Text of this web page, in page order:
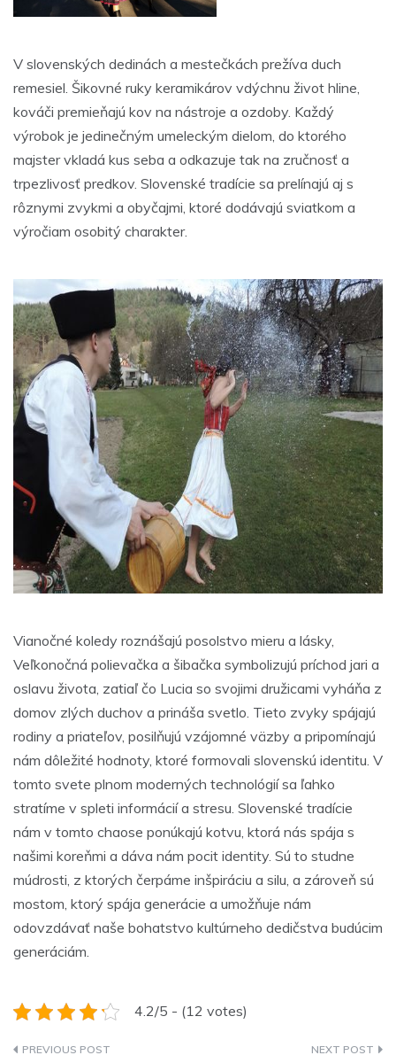
V slovenských dedinách a mestečkách prežíva duch
remesiel. Šikovné ruky keramikárov vdýchnu život hline,
kováči premieňajú kov na nástroje a ozdoby. Každý
výrobok je jedinečným umeleckým dielom, do ktorého
majster vkladá kus seba a odkazuje tak na zručnosť a
trpezlivosť predkov. Slovenské tradície sa prelínajú aj s
rôznymi zvykmi a obyčajmi, ktoré dodávajú sviatkom a
výročiam osobitý charakter.
Vianočné koledy roznášajú posolstvo mieru a lásky,
Veľkonočná polievačka a šibačka symbolizujú príchod jari a
oslavu života, zatiaľ čo Lucia so svojimi družicami vyháňa z
domov zlých duchov a prináša svetlo. Tieto zvyky spájajú
rodiny a priateľov, posilňujú vzájomné väzby a pripomínajú
nám dôležité hodnoty, ktoré formovali slovenskú identitu. V
tomto svete plnom moderných technológií sa ľahko
stratíme v spleti informácií a stresu. Slovenské tradície
nám v tomto chaose ponúkajú kotvu, ktorá nás spája s
našimi koreňmi a dáva nám pocit identity. Sú to studne
múdrosti, z ktorých čerpáme inšpiráciu a silu, a zároveň sú
mostom, ktorý spája generácie a umožňuje nám
odovzdávať naše bohatstvo kultúrneho dedičstva budúcim
generáciám.
4.2/5 - (12 votes)